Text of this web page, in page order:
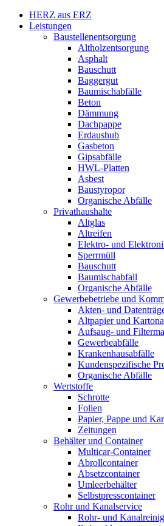
HERZ aus ERZ
Leistungen
Baustellenentsorgung
Altholzentsorgung
Asphalt
Bauschutt
Baggergut
Baumischabfälle
Beton
Dämmung
Dachpappe
Erdaushub
Gasbeton
Gipsabfälle
HWL-Platten
Asbest
Baustyropor
Organische Abfälle
Privathaushalte
Altglas
Altreifen
Elektro- und
Sperrmüll
Bauschutt
Baumischabfall
Organische Abfälle
Gewerbebetriebe und
Akten- und
Altpapier und
Aufsaug- und
Gewerbeabfälle
Krankenhausabfälle
Kundenspezifische
Organische Abfälle
Wertstoffe
Schrotte
Folien
Papier, Pappe und
Zeitungen
Behälter und Container
Multicar-Container
Abrollcontainer
Absetzcontainer
Umleerbehälter
Selbstpresscontainer
Rohr und Kanalservice
Rohr- und